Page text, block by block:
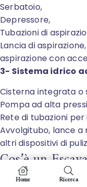
Serbatoio,
Depressore,
Tubazioni di
Lancia di
aspirazione con
3- Sistema idrico
Cisterna integrata o
Pompa ad alta
Rete di tubazioni
Avvolgitubo, lance
altri dispositivi di
Cos’è un
L’escavatore a
Home Ricerca